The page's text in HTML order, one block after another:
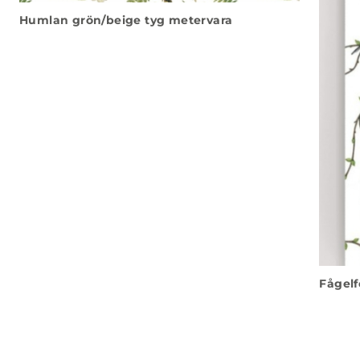
Humlan grön/beige tyg metervara